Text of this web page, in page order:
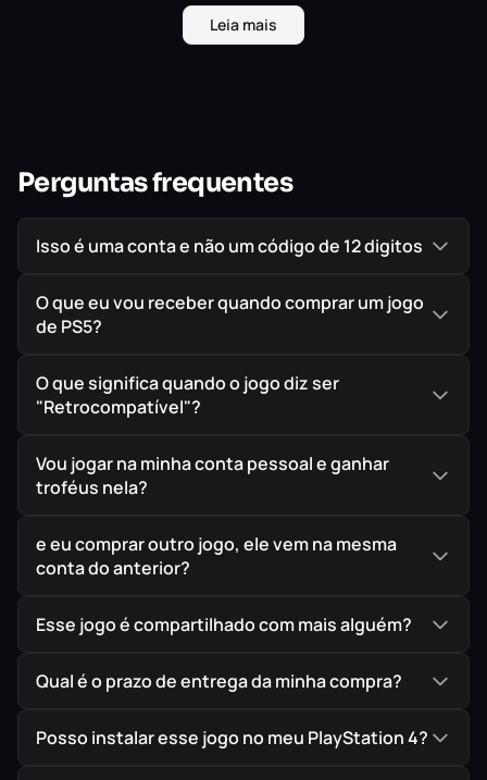
・Com a introdução de ‘Magia’ na série, podes desfrutar
de ação Musou ainda mais emocionante e intensa!
IMPORTANTE!Todos os jogos são ORIGINAIS comprados
diretamente na PlayStation Store, a Loja Oficial da Sony,
garantindo assim a melhor procedência possível para
seu jogo em mídia digital.
Leia mais
Perguntas frequentes
Isso é uma conta e não um código de 12 digitos
O que eu vou receber quando comprar um jogo
de PS5?
O que significa quando o jogo diz ser
"Retrocompatível"?
Vou jogar na minha conta pessoal e ganhar
troféus nela?
e eu comprar outro jogo, ele vem na mesma
conta do anterior?
Esse jogo é compartilhado com mais alguém?
Qual é o prazo de entrega da minha compra?
Posso instalar esse jogo no meu PlayStation 4?